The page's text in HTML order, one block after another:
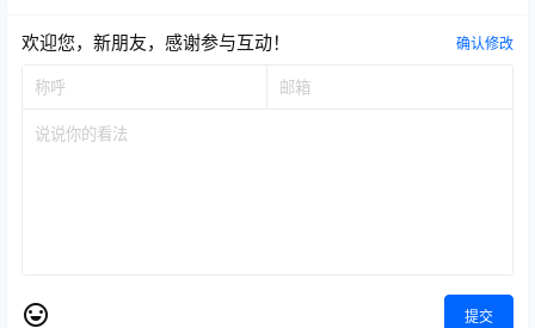
欢迎您，新朋友，感谢参与互动！ 确认修改
提交